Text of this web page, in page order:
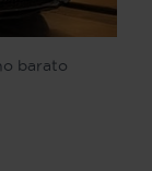
barato